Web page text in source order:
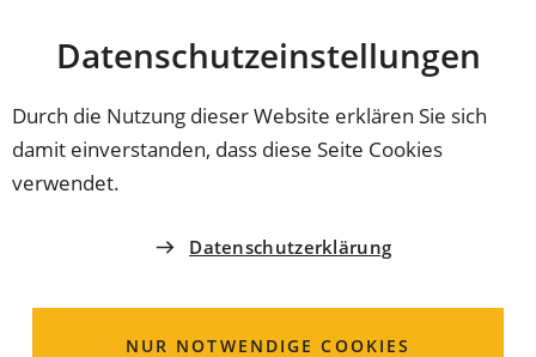
Datenschutz­einstellungen
Durch die Nutzung dieser Website erklären Sie sich
damit einverstanden, dass diese Seite Cookies
verwendet.
Datenschutzerklärung
NUR NOTWENDIGE COOKIES
INHALT ANSPRINGEN
Coburg